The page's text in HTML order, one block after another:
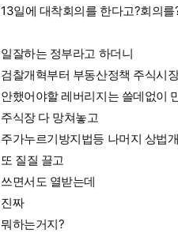
13일에 대착회의를 한다고?회의를
일잘하는 정부라고 하더니
검찰개혁부터 부동산정책 주식시
안했어야할 레버리지는 쓸데없이
주식장 다 망쳐놓고
주가누르기방지법등 나머지 상법
또 질질 끌고
쓰면서도 열받는데
진짜
뭐하는거지?